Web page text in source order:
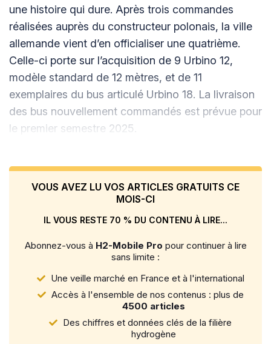
une histoire qui dure. Après trois commandes
réalisées auprès du constructeur polonais, la ville
allemande vient d’en officialiser une quatrième.
Celle-ci porte sur l’acquisition de 9 Urbino 12,
modèle standard de 12 mètres, et de 11
exemplaires du bus articulé Urbino 18. La livraison
des bus nouvellement commandés est prévue pour
le premier semestre 2025.
VOUS AVEZ LU VOS ARTICLES GRATUITS CE
MOIS-CI
IL VOUS RESTE 70 % DU CONTENU À LIRE...
Abonnez-vous à H2-Mobile Pro pour continuer à lire
sans limite :
Une veille marché en France et à l'international
Accès à l'ensemble de nos contenus : plus de
4500 articles
Des chiffres et données clés de la filière
hydrogène